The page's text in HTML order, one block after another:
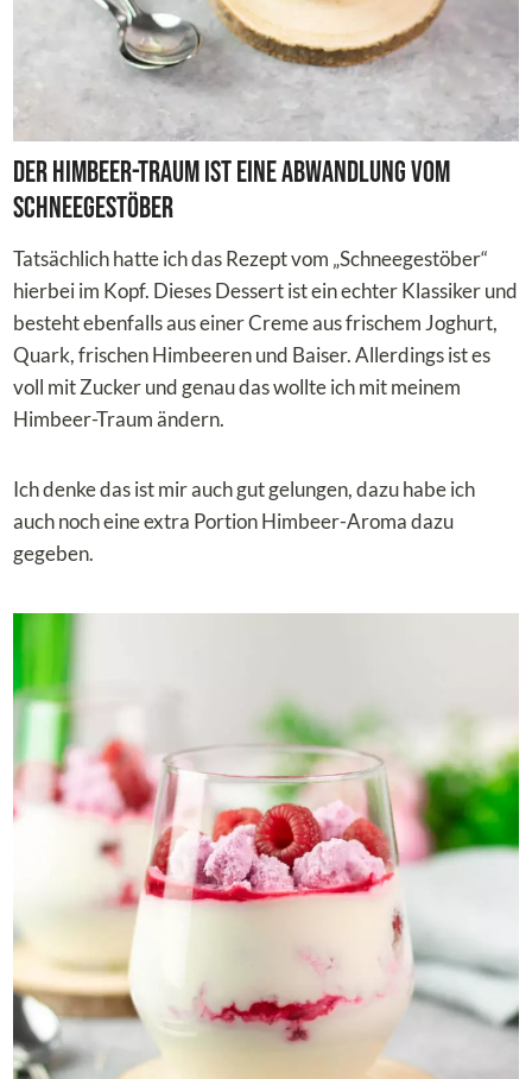
Der Himbeer-Traum ist eine Abwandlung vom
Schneegestöber
Tatsächlich hatte ich das Rezept vom „Schneegestöber“
hierbei im Kopf. Dieses Dessert ist ein echter Klassiker und
besteht ebenfalls aus einer Creme aus frischem Joghurt,
Quark, frischen Himbeeren und Baiser. Allerdings ist es
voll mit Zucker und genau das wollte ich mit meinem
Himbeer-Traum ändern.
Ich denke das ist mir auch gut gelungen, dazu habe ich
auch noch eine extra Portion Himbeer-Aroma dazu
gegeben.